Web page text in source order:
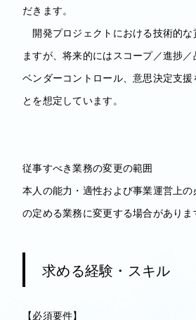
だきます。
開発プロジェクトにおける技術的な
ますが、将来的にはスコープ／進捗／
ベンダーコントロール、意思決定支援
とを想定しています。
従事すべき業務の変更の範囲
本人の能力・適性および事業運営上
の定める業務に変更する場合がありま
求める経験・スキル
【必須要件】